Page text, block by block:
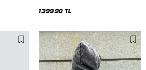
Hoodie
1.399,90 TL